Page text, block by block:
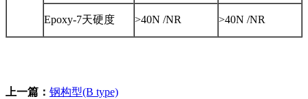
Epoxy-7天硬度 >40N /NR >40N /NR
上一篇： 钢构型(B type)